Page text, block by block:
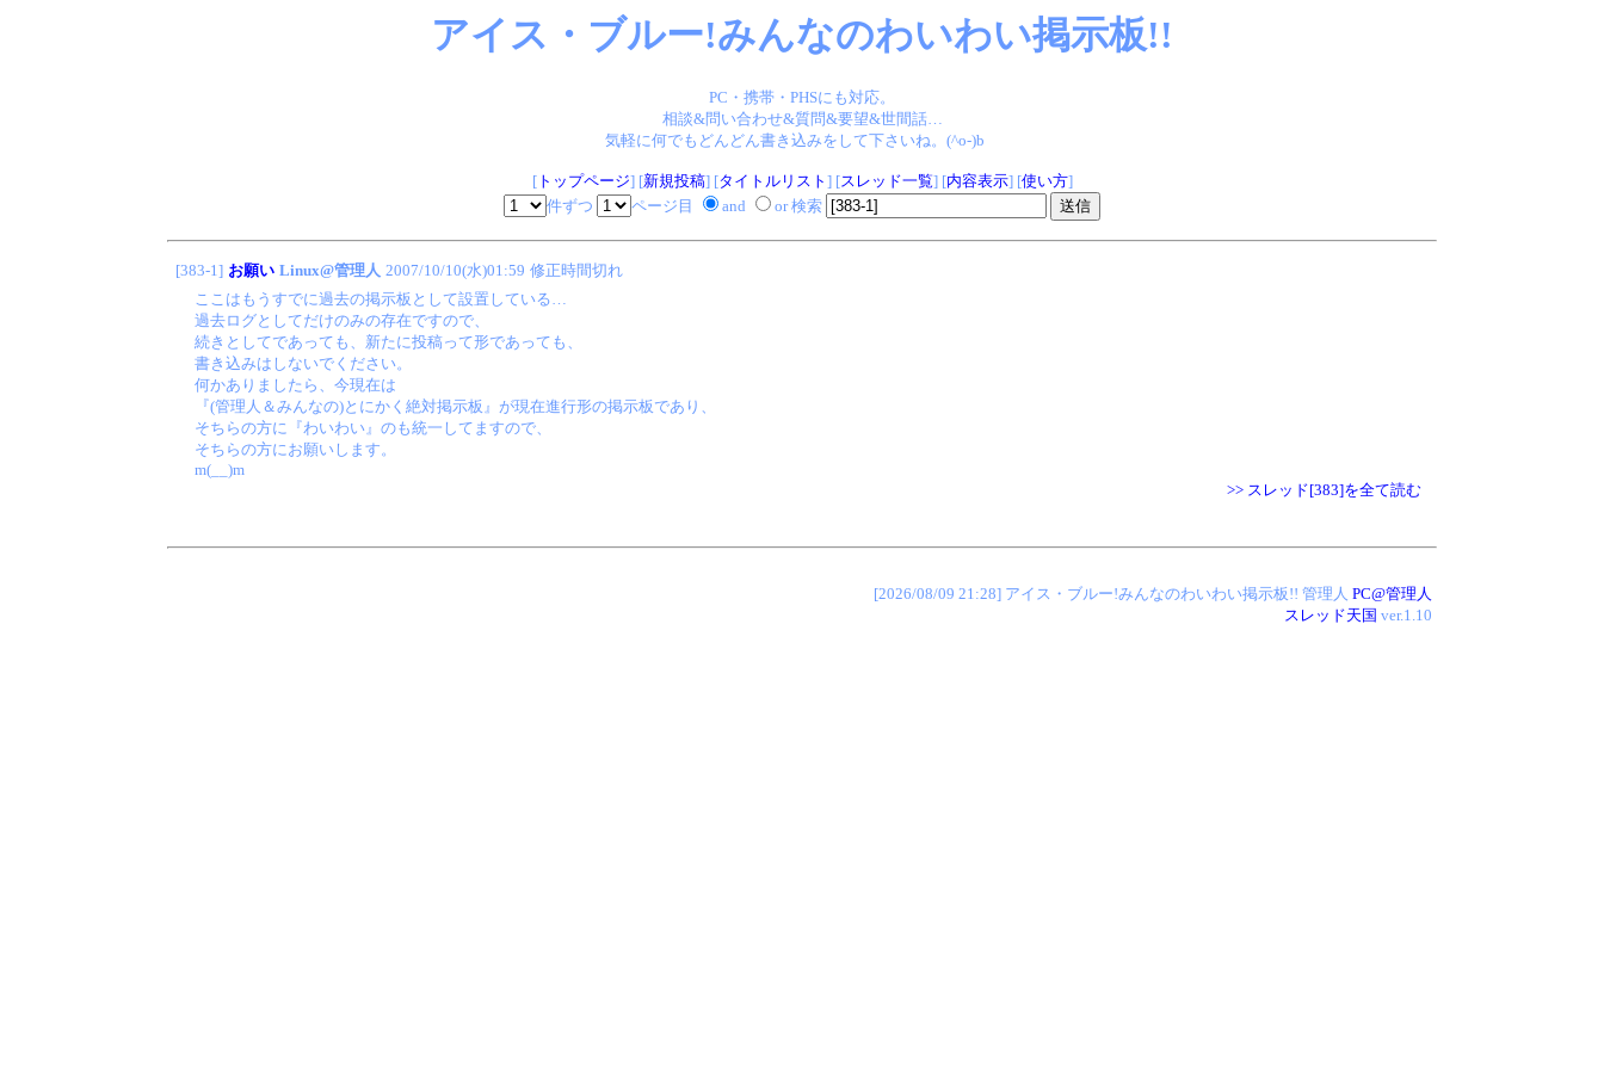
アイス・ブルー!みんなのわいわい掲示板!!
PC・携帯・PHSにも対応。
相談&問い合わせ&質問&要望&世間話…
気軽に何でもどんどん書き込みをして下さいね。(^o-)b
[トップページ] [新規投稿] [タイトルリスト ] [スレッド一覧] [内容表示] [使い方]
件ずつ
ページ目 and or 検索
[383-1] お願い Linux@管理人 2007/10/10(水)01:59 修正時間切れ
ここはもうすでに過去の掲示板として設置している…
過去ログとしてだけのみの存在ですので、
続きとしてであっても、新たに投稿って形であっても、
書き込みはしないでください。
何かありましたら、今現在は
『(管理人＆みんなの)とにかく絶対掲示板』が現在進行形の掲示板であり、
そちらの方に『わいわい』のも統一してますので、
そちらの方にお願いします。
m(__)m
>> スレッド[383]を全て読む
[2026/08/09 21:28] アイス・ブルー!みんなのわいわい掲示板!! 管理人 PC@管理人
スレッド天国 ver.1.10